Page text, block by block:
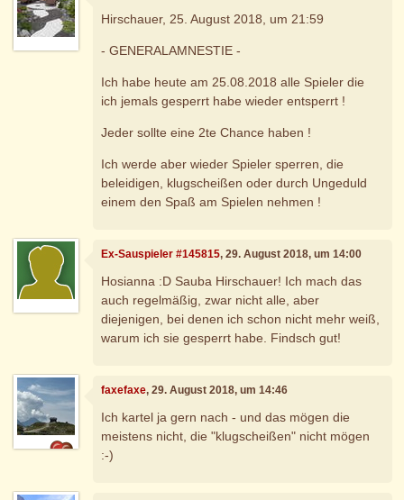
Hirschauer, 25. August 2018, um 21:59
- GENERALAMNESTIE -
Ich habe heute am 25.08.2018 alle Spieler die
ich jemals gesperrt habe wieder entsperrt !
Jeder sollte eine 2te Chance haben !
Ich werde aber wieder Spieler sperren, die
beleidigen, klugscheißen oder durch Ungeduld
einem den Spaß am Spielen nehmen !
Ex-Sauspieler #145815, 29. August 2018, um 14:00
Hosianna :D Sauba Hirschauer! Ich mach das
auch regelmäßig, zwar nicht alle, aber
diejenigen, bei denen ich schon nicht mehr weiß,
warum ich sie gesperrt habe. Findsch gut!
faxefaxe, 29. August 2018, um 14:46
Ich kartel ja gern nach - und das mögen die
meistens nicht, die "klugscheißen" nicht mögen
:-)